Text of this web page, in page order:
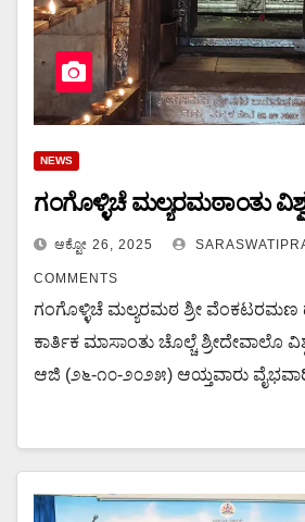
NEWS
ಗಂಗೊಳ್ಳಿಚೆ ಮಲ್ಯರಮಠಾಂತು
ಆಕ್ಟೋ 26, 2025
COMMENTS
ಗಂಗೊಳ್ಳಿಚೆ ಮಲ್ಯರಮಠ ಶ್ರೀ ವೆಂಕಟರಮಣ
ಕಾರ್ತಿಕ ಮಾಸಾಂತು ಚೊಲ್ಚೆ ಶ್ರೀದೇವಾಲೊ
ಆಜಿ (೨೬-೧೦-೨೦೨೫) ಆಯ್ತವಾರು